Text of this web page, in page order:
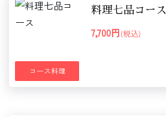
コース料理
料理七品コース
7,700円(税込)